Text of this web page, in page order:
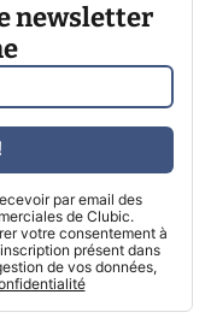
newsletter
par email des
de Clubic.
votre consentement à
présent dans
de vos données,